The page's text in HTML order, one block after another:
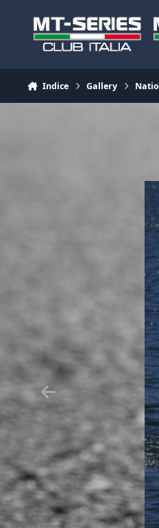
Indice Gallery